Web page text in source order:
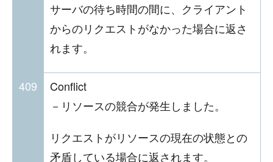
サーバの待ち時間の間に、クライアント
からのリクエストがなかった場合に返さ
れます。
409
Conflict
－リソースの競合が発生しました。
リクエストがリソースの現在の状態との
矛盾している場合に返されます。